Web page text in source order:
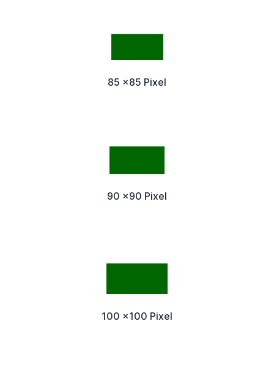
85 x85 Pixel
90 x90 Pixel
100 x100 Pixel